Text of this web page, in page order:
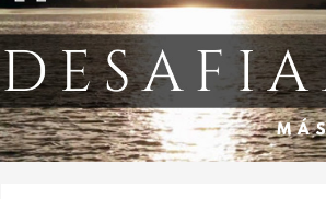
& fitness
meditación
Asesores
Web &
Profesionales
Jardineros